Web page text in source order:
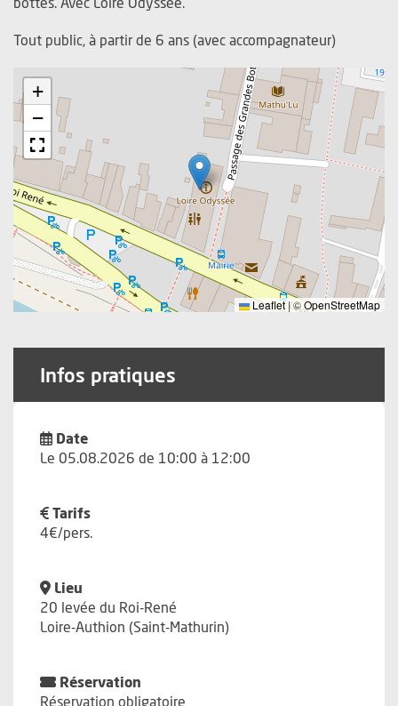
Tout public, à partir de 6 ans (avec accompagnateur)
+
−
Leaflet |©OpenStreetMap
Infos pratiques
Date
Le 05.08.2026 de 10:00 à 12:00
Tarifs
4€/pers.
Lieu
20 levée du Roi-René
Loire-Authion (Saint-Mathurin)
Réservation
Réservation obligatoire